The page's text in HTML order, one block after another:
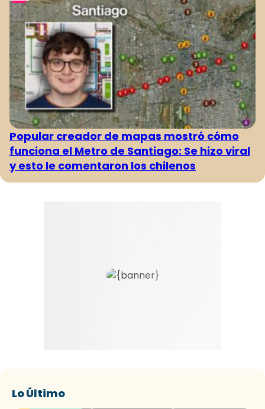
Popular creador de mapas mostró cómo
funciona el Metro de Santiago: Se hizo viral
y esto le comentaron los chilenos
Lo Último